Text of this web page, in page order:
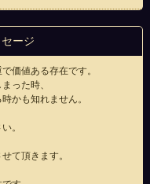
ージ
価値ある存在です。
った時、
かも知れません。
。
て頂きます。